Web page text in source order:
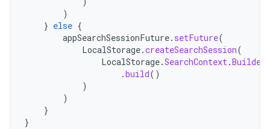
)
} else {
appSearchSessionFuture. setFuture(
LocalStorage.createSearchSession(
LocalStorage.SearchContext.Builder
.build()
)
)
}
}